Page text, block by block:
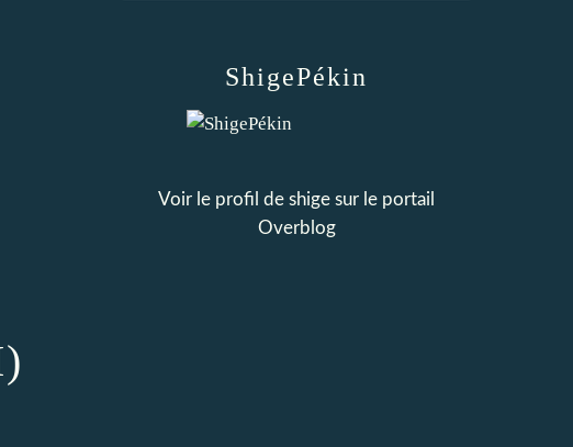
ShigePékin
Voir le profil de shige sur le portail
Overblog